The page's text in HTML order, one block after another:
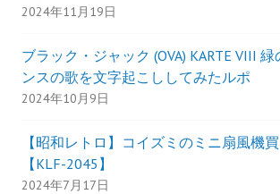
2024年11月19日
ブラック・ジャック (OVA) KARTE VIII
ンスの歌を文字起こししてみたルポ
2024年10月9日
【昭和レトロ】コイズミのミニ扇風機
【KLF-2045】
2024年7月17日